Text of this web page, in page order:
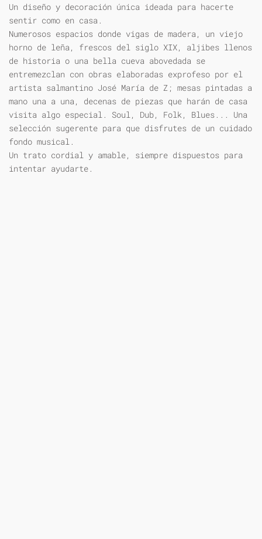
Un diseño y decoración única ideada para hacerte
sentir como en casa.
Numerosos espacios donde vigas de madera, un viejo
horno de leña, frescos del siglo XIX, aljibes llenos
de historia o una bella cueva abovedada se
entremezclan con obras elaboradas exprofeso por el
artista salmantino José María de Z; mesas pintadas a
mano una a una, decenas de piezas que harán de casa
visita algo especial. Soul, Dub, Folk, Blues... Una
selección sugerente para que disfrutes de un cuidado
fondo musical.
Un trato cordial y amable, siempre dispuestos para
intentar ayudarte.